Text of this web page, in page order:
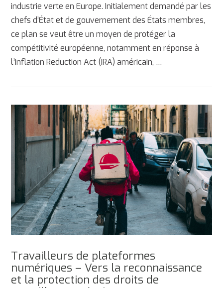
industrie verte en Europe. Initialement demandé par les
chefs d’État et de gouvernement des États membres,
ce plan se veut être un moyen de protéger la
compétitivité européenne, notamment en réponse à
l’Inflation Reduction Act (IRA) américain, …
Travailleurs de plateformes
numériques – Vers la reconnaissance
et la protection des droits de